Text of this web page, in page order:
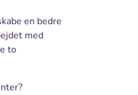
en bedre
med
to